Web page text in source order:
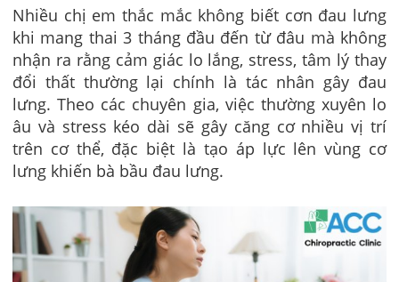
Nhiều chị em thắc mắc không biết cơn đau lưng
khi mang thai 3 tháng đầu đến từ đâu mà không
nhận ra rằng cảm giác lo lắng, stress, tâm lý thay
đổi thất thường lại chính là tác nhân gây đau
lưng. Theo các chuyên gia, việc thường xuyên lo
âu và stress kéo dài sẽ gây căng cơ nhiều vị trí
trên cơ thể, đặc biệt là tạo áp lực lên vùng cơ
lưng khiến bà bầu đau lưng.